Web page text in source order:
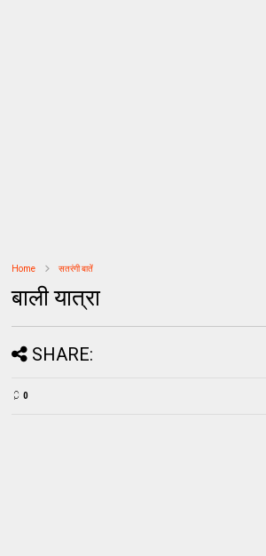
Home सतरंगी बातें
बाली यात्रा
SHARE:
0